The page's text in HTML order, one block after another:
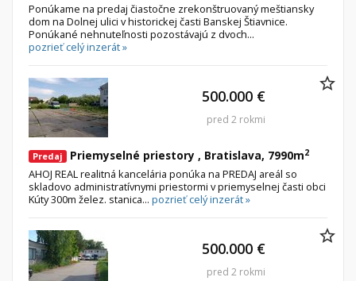
Ponúkame na predaj čiastočne zrekonštruovaný meštiansky
dom na Dolnej ulici v historickej časti Banskej Štiavnice.
Ponúkané nehnuteľnosti pozostávajú z dvoch...
pozrieť celý inzerát »
Predaj Priemyselné priestory , Bratislava, 7990m2
AHOJ REAL realitná kancelária ponúka na PREDAJ areál so
skladovo administratívnymi priestormi v priemyselnej časti obci
Kúty 300m želez. stanica... pozrieť celý inzerát »
500.000 €
pred 2 rokmi
500.000 €
pred 2 rokmi